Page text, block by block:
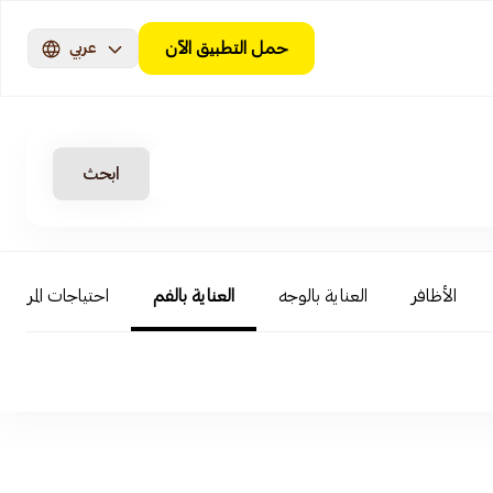
حمل التطبيق الآن عربي
ابحث
الأظافر العناية بالوجه العناية بالفم احتياجات المرأة